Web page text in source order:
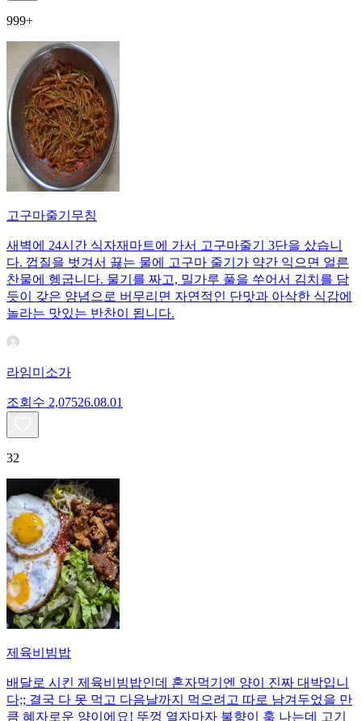
999+
고구마줄기무침
새벽에 24시간 식자재마트에 가서 고구마줄기 3단을 샀습니
다. 껍질을 벗겨서 끓는 물에 고구마 줄기가 약간 익으면 얼른
찬물에 헹굽니다. 물기를 짜고, 밀가루 풀을 쑤어서 김치를 담
듯이 갖은 양념으로 버무리면 자연적인 단맛과 아삭한 식감에
놀라는 맛있는 반찬이 됩니다.
라임미소가
조회수 2,07526.08.01
32
제육비빔밥
배달로 시킨 제육비빔밥인데 혼자먹기엔 양이 진짜 대박입니
다;; 결국 다 못 먹고 다음날까지 먹으려고 따로 남겨두었을 만
큼 혜자로운 양이에요! 뚜껑 열자마자 불향이 훅 나는데 고기